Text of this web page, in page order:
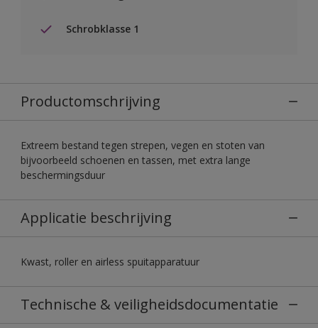
Schrobklasse 1
Productomschrijving
Extreem bestand tegen strepen, vegen en stoten van
bijvoorbeeld schoenen en tassen, met extra lange
beschermingsduur
Applicatie beschrijving
Kwast, roller en airless spuitapparatuur
Technische & veiligheidsdocumentatie